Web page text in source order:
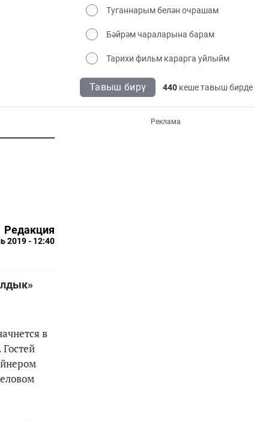
Туганнарым белән очрашам
Бәйрәм чараларына барам
Тарихи фильм карарга уйлыйм
Тавыш бирү 440 кеше тавыш бирде
Редакция
2019 - 12:40
в
Реклама